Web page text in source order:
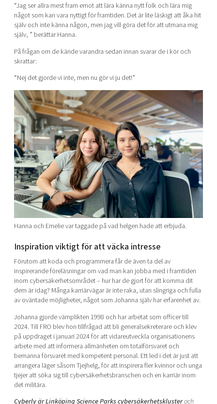
“Jag ser allra mest fram emot att lära känna nytt folk och lära mig
något som kan vara nyttigt för framtiden. Det är lite läskigt att åka hit
själv och inte känna någon, men jag vill göra det för att utmana mig
själv, ” berättar Hanna.
På frågan om de kände varandra sedan innan svarar de i kör och
skrattar:
“Nej det gjorde vi inte, men nu gör vi ju det!”
Hanna och Emelie var taggade på vad helgen hade att erbjuda.
Inspiration viktigt för att väcka intresse
Förutom att koda och programmera får de även ta del av
inspirerande föreläsningar om vad man kan jobba med i framtiden
inom cybersäkerhetsområdet – hur har de gjort för att komma dit
dem är idag? Många karriärvägar är inte raka, utan slingriga och fulla
av oväntade möjligheter, något som Johanna själv har erfarenhet av.
Johanna gjorde värnplikten 1998 och har arbetat som officer till
2024. Till FRO blev hon tillfrågad att bli generalsekreterare och klev
på uppdraget i januari 2024 för att vidareutveckla organisationens
arbete med att informera allmänheten om totalförsvaret och
bemanna försvaret med kompetent personal. Ett led i det är just att
arrangera läger såsom Tjejhelg, för att inspirera fler kvinnor och unga
tjejer att söka sig till cybersäkerhetsbranschen och en karriär inom
det militära.
Cyberly är Linköping Science Parks cybersäkerhetsklusteroch